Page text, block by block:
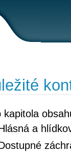
kapitola
a